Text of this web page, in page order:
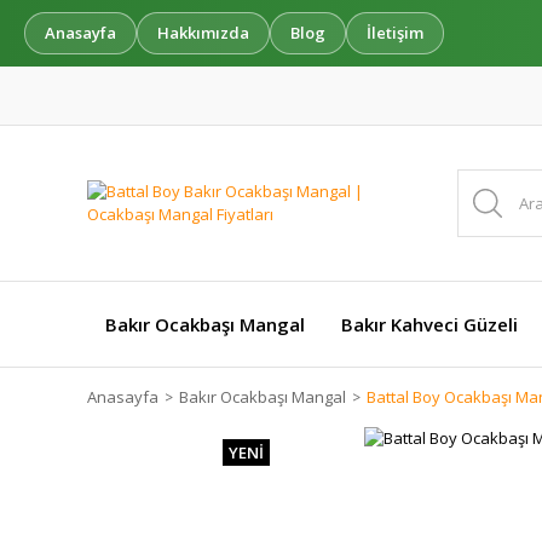
Anasayfa Hakkımızda Blog İletişim
Bakır Ocakbaşı Mangal Bakır Kahveci Güzeli
Anasayfa Bakır Ocakbaşı Mangal Battal Boy Ocakbaşı
YENİ